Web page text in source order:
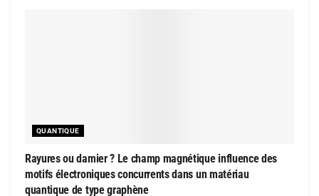
QUANTIQUE
Rayures ou damier ? Le champ magnétique influence des
motifs électroniques concurrents dans un matériau
quantique de type graphène